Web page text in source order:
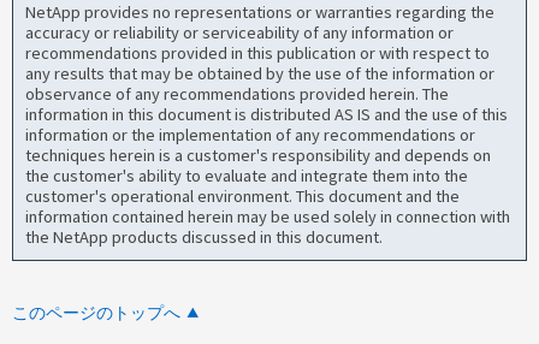
NetApp provides no representations or warranties regarding the
accuracy or reliability or serviceability of any information or
recommendations provided in this publication or with respect to
any results that may be obtained by the use of the information or
observance of any recommendations provided herein. The
information in this document is distributed AS IS and the use of this
information or the implementation of any recommendations or
techniques herein is a customer's responsibility and depends on
the customer's ability to evaluate and integrate them into the
customer's operational environment. This document and the
information contained herein may be used solely in connection with
the NetApp products discussed in this document.
このページのトップへ